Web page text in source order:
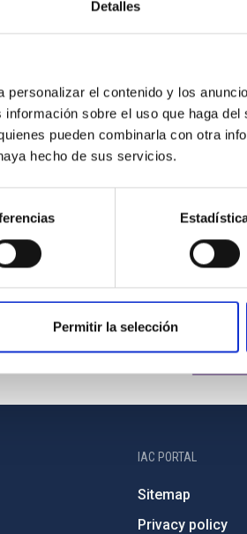
Detalles
personalizar el contenido y los
sobre el uso que haga
pueden combinarla con otra
hecho de sus servicios.
Permitir la selección
IAC PORTAL
Sitemap
Privacy policy